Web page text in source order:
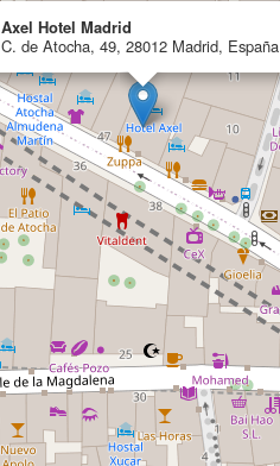
Axel Hotel Madrid
C. de Atocha, 49, 28012 Madrid, España